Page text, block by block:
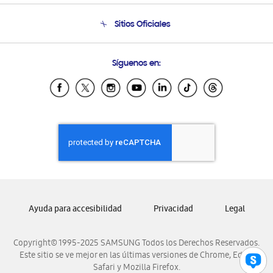
Soporte vía eMail
Sitios Oficiales
Samsung Ecuador
Samsung El Salvador
Samsung Honduras
Samsung Nicaragua
Samsung Panamá
Samsung Venezuela
Síguenos en:
Copyright© 1995-2025 SAMSUNG Todos los Derechos Reservados.
Este sitio se ve mejor en las últimas versiones de Chrome, Edge,
Safari y Mozilla Firefox.
Ayuda para accesibilidad Privacidad Legal